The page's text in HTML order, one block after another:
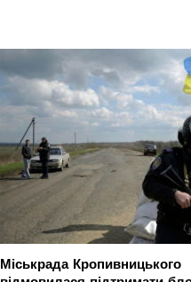
Міськрада Кропивницького